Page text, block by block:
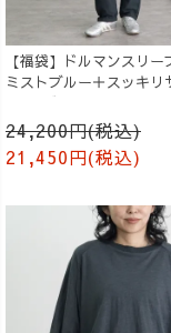
【福袋】ドルマンスリ
ミストブルー＋スッキリ
ンツ/ブラック
24,200円(税込)
21,450円(税込)